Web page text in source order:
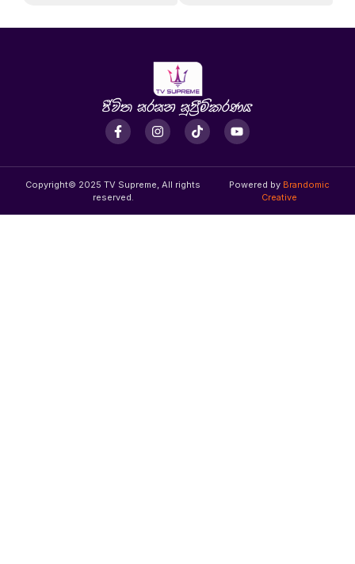
Copyright© 2025 TV Supreme, All rights
reserved.
Powered by Brandomic
Creative